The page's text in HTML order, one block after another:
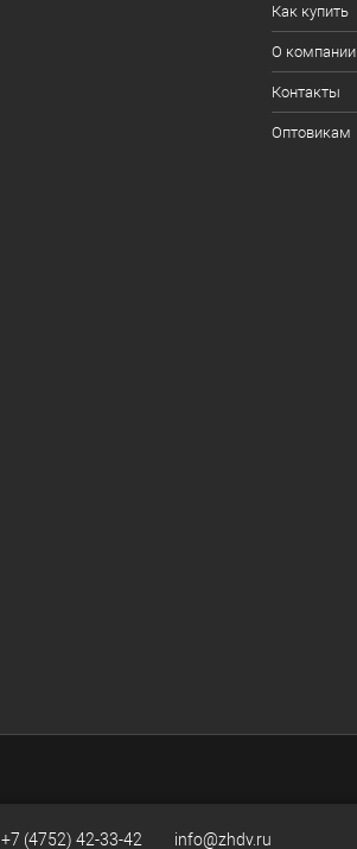
Как купить
О компании
Контакты
Оптовикам
+7 (4752) 42-33-42 info@zhdv.ru